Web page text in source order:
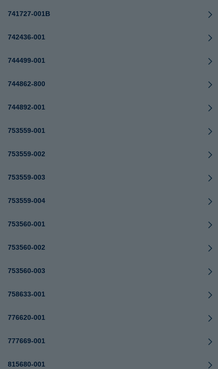
741727-001B
742436-001
744499-001
744862-800
744892-001
753559-001
753559-002
753559-003
753559-004
753560-001
753560-002
753560-003
758633-001
776620-001
777669-001
815680-001